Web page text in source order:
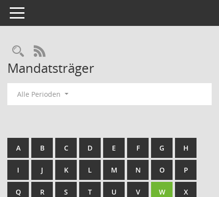
Toggle navigation
Rechercheauswahl
RSS-Feed
Mandatsträger
Alle Perioden
A B C D E F G H
I J K L M N O P
Q R S T U V W X